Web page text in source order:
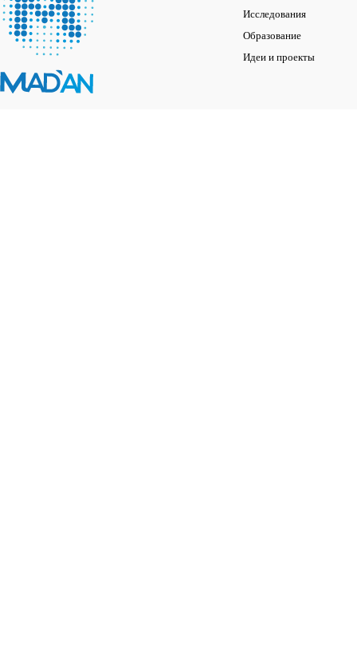
Исследования
Образование
Идеи и проекты